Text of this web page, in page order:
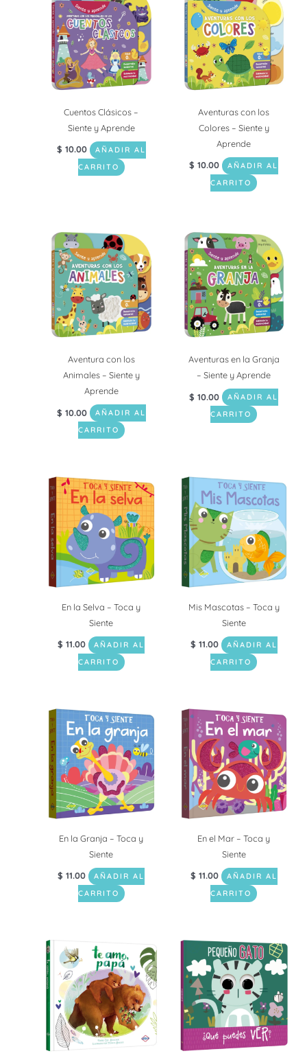
Cuentos Clásicos –
Siente y Aprende
$ 10.00
AÑADIR AL
CARRITO
Aventuras con los
Colores – Siente y
Aprende
$ 10.00
AÑADIR AL
CARRITO
Aventura con los
Animales – Siente y
Aprende
$ 10.00
AÑADIR AL
CARRITO
Aventuras en la Granja
– Siente y Aprende
$ 10.00
AÑADIR AL
CARRITO
En la Selva – Toca y
Siente
$ 11.00
AÑADIR AL
CARRITO
Mis Mascotas – Toca y
Siente
$ 11.00
AÑADIR AL
CARRITO
En la Granja – Toca y
Siente
$ 11.00
AÑADIR AL
CARRITO
En el Mar – Toca y
Siente
$ 11.00
AÑADIR AL
CARRITO